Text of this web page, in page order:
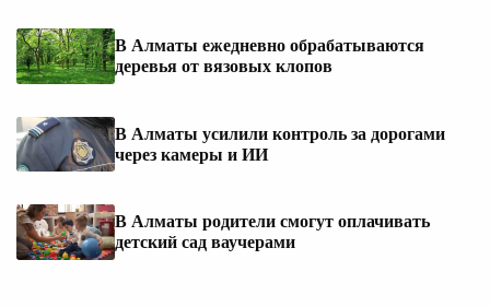
В Алматы ежедневно обрабатываются
деревья от вязовых клопов
В Алматы усилили контроль за дорогами
через камеры и ИИ
В Алматы родители смогут оплачивать
детский сад ваучерами